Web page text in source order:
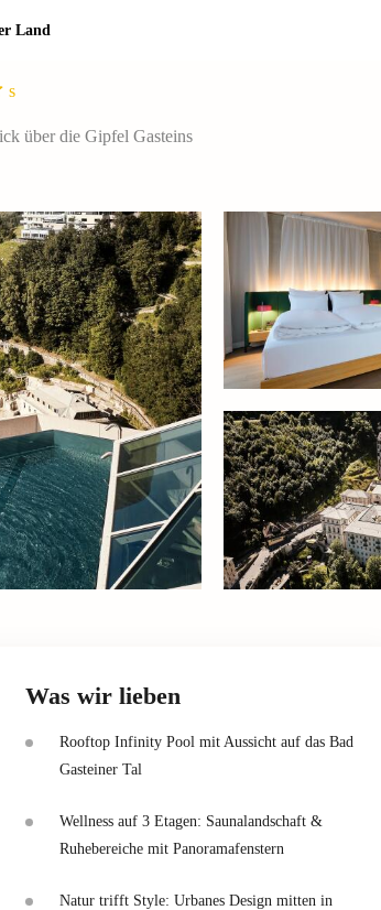
Land
s
über die Gipfel Gasteins
Was wir lieben
Rooftop Infinity Pool mit Aussicht auf das Bad
Gasteiner Tal
Wellness auf 3 Etagen: Saunalandschaft &
Ruhebereiche mit Panoramafenstern
Natur trifft Style: Urbanes Design mitten in